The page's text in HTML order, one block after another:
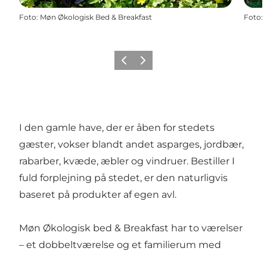
Foto: Møn Økologisk Bed & Breakfast Foto:
ForrigeNæste
I den gamle have, der er åben for stedets
gæster, vokser blandt andet asparges, jordbær,
rabarber, kvæde, æbler og vindruer. Bestiller I
fuld forplejning på stedet, er den naturligvis
baseret på produkter af egen avl.
Møn Økologisk bed & Breakfast har to værelser
– et dobbeltværelse og et familierum med